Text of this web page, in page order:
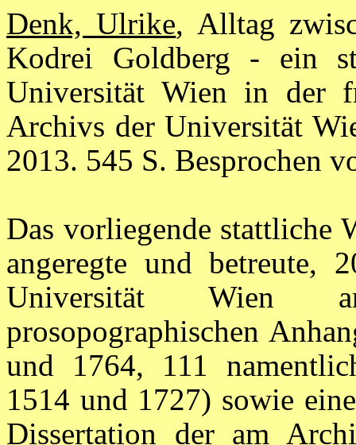
Denk, Ulrike, Alltag
Kodrei Goldberg - ein
Universität Wien in der
Archivs der Universität
2013. 545 S. Besprochen
Das vorliegende stattliche
angeregte und betreute,
Universität Wien
prosopographischen
und 1764, 111
1514 und 1727) sowie
Dissertation der am